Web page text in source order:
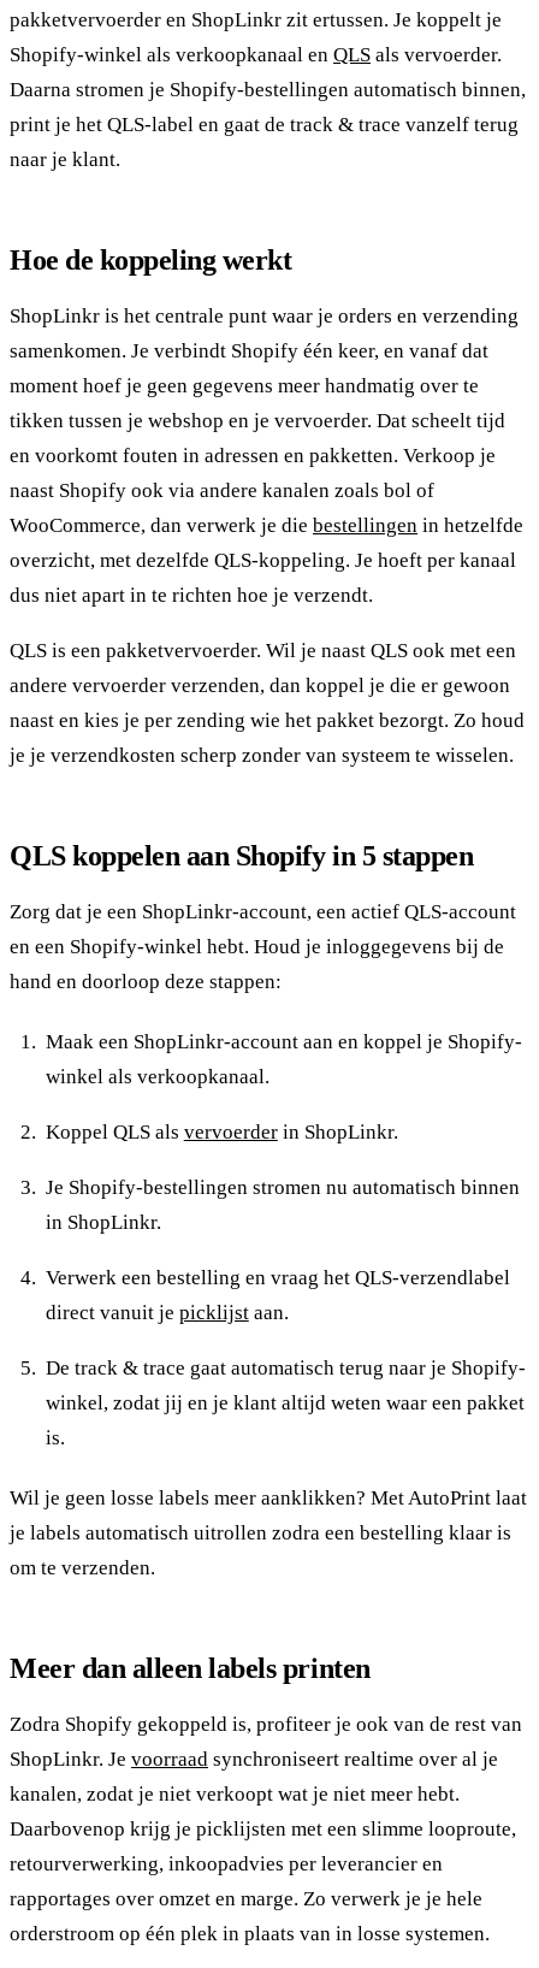
pakketvervoerder en ShopLinkr zit ertussen. Je koppelt je
Shopify-winkel als verkoopkanaal en QLS als vervoerder.
Daarna stromen je Shopify-bestellingen automatisch binnen,
print je het QLS-label en gaat de track & trace vanzelf terug
naar je klant.
Hoe de koppeling werkt
ShopLinkr is het centrale punt waar je orders en verzending
samenkomen. Je verbindt Shopify één keer, en vanaf dat
moment hoef je geen gegevens meer handmatig over te
tikken tussen je webshop en je vervoerder. Dat scheelt tijd
en voorkomt fouten in adressen en pakketten. Verkoop je
naast Shopify ook via andere kanalen zoals bol of
WooCommerce, dan verwerk je die bestellingen in hetzelfde
overzicht, met dezelfde QLS-koppeling. Je hoeft per kanaal
dus niet apart in te richten hoe je verzendt.
QLS is een pakketvervoerder. Wil je naast QLS ook met een
andere vervoerder verzenden, dan koppel je die er gewoon
naast en kies je per zending wie het pakket bezorgt. Zo houd
je je verzendkosten scherp zonder van systeem te wisselen.
QLS koppelen aan Shopify in 5 stappen
Zorg dat je een ShopLinkr-account, een actief QLS-account
en een Shopify-winkel hebt. Houd je inloggegevens bij de
hand en doorloop deze stappen:
Maak een ShopLinkr-account aan en koppel je Shopify-
winkel als verkoopkanaal.
Koppel QLS als vervoerderin ShopLinkr.
Je Shopify-bestellingen stromen nu automatisch binnen
in ShopLinkr.
Verwerk een bestelling en vraag het QLS-verzendlabel
direct vanuit je picklijstaan.
De track & trace gaat automatisch terug naar je Shopify-
winkel, zodat jij en je klant altijd weten waar een pakket
is.
Wil je geen losse labels meer aanklikken? Met AutoPrint laat
je labels automatisch uitrollen zodra een bestelling klaar is
om te verzenden.
Meer dan alleen labels printen
Zodra Shopify gekoppeld is, profiteer je ook van de rest van
ShopLinkr. Je voorraad synchroniseert realtime over al je
kanalen, zodat je niet verkoopt wat je niet meer hebt.
Daarbovenop krijg je picklijsten met een slimme looproute,
retourverwerking, inkoopadvies per leverancier en
rapportages over omzet en marge. Zo verwerk je je hele
orderstroom op één plek in plaats van in losse systemen.